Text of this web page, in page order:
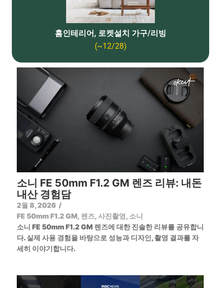
홈인테리어, 로켓설치 가구/리빙
(~12/28)
소니 FE 50mm F1.2 GM 렌즈 리뷰: 내돈
내산 경험담
2월 8, 2026 /
FE 50mm F1.2 GM, 렌즈, 사진촬영, 소니
소니 FE 50mm F1.2 GM 렌즈에 대한 진솔한 리뷰를 공유합니
다. 실제 사용 경험을 바탕으로 성능과 디자인, 촬영 결과를 자
세히 이야기합니다.